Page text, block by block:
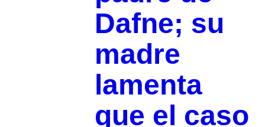
Dafne; su
madre
lamenta
que el caso